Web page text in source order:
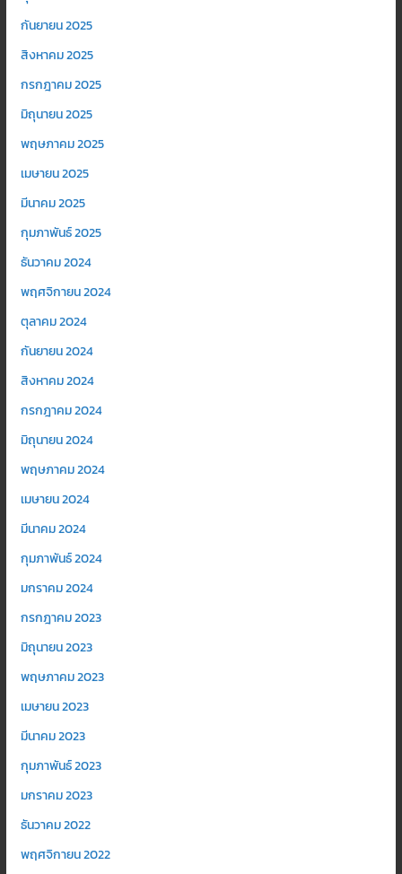
กันยายน 2025
สิงหาคม 2025
กรกฎาคม 2025
มิถุนายน 2025
พฤษภาคม 2025
เมษายน 2025
มีนาคม 2025
กุมภาพันธ์ 2025
ธันวาคม 2024
พฤศจิกายน 2024
ตุลาคม 2024
กันยายน 2024
สิงหาคม 2024
กรกฎาคม 2024
มิถุนายน 2024
พฤษภาคม 2024
เมษายน 2024
มีนาคม 2024
กุมภาพันธ์ 2024
มกราคม 2024
กรกฎาคม 2023
มิถุนายน 2023
พฤษภาคม 2023
เมษายน 2023
มีนาคม 2023
กุมภาพันธ์ 2023
มกราคม 2023
ธันวาคม 2022
พฤศจิกายน 2022